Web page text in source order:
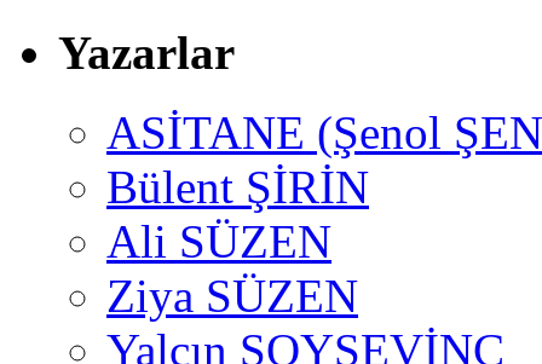
Yazarlar
ASİTANE (Şenol
Bülent ŞİRİN
Ali SÜZEN
Ziya SÜZEN
Yalçın SOYSEVİNÇ